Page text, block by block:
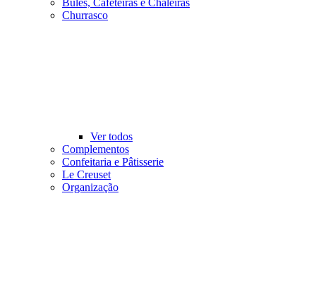
Bules, Cafeteiras e Chaleiras
Churrasco
Ver todos
Complementos
Confeitaria e Pâtisserie
Le Creuset
Organização